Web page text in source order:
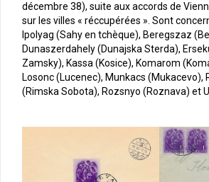
décembre 38), suite aux accords de
sur les villes « réccupérées ». Sont
Ipolyag (Sahy en tchèque), Beregszaz
Dunaszerdahely (Dunajska Sterda),
Zamsky), Kassa (Kosice), Komarom
Losonc (Lucenec), Munkacs (Mukacevo),
(Rimska Sobota), Rozsnyo (Roznava) et